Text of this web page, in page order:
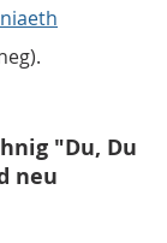
"Du, Du
neu